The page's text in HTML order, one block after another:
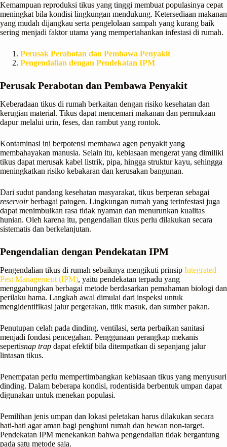
Kemampuan reproduksi tikus yang tinggi membuat populasinya cepat
meningkat bila kondisi lingkungan mendukung. Ketersediaan makanan
yang mudah dijangkau serta pengelolaan sampah yang kurang baik
sering menjadi faktor utama yang mempertahankan infestasi di rumah.
Perusak Perabotan dan Pembawa Penyakit
Pengendalian dengan Pendekatan IPM
Perusak Perabotan dan Pembawa Penyakit
Keberadaan tikus di rumah berkaitan dengan risiko kesehatan dan
kerugian material. Tikus dapat mencemari makanan dan permukaan
dapur melalui urin, feses, dan rambut yang rontok.
Kontaminasi ini berpotensi membawa agen penyakit yang
membahayakan manusia. Selain itu, kebiasaan mengerat yang dimiliki
tikus dapat merusak kabel listrik, pipa, hingga struktur kayu, sehingga
meningkatkan risiko kebakaran dan kerusakan bangunan.
Dari sudut pandang kesehatan masyarakat, tikus berperan sebagai
reservoirberbagai patogen. Lingkungan rumah yang terinfestasi juga
dapat menimbulkan rasa tidak nyaman dan menurunkan kualitas
hunian. Oleh karena itu, pengendalian tikus perlu dilakukan secara
sistematis dan berkelanjutan.
Pengendalian dengan Pendekatan IPM
Pengendalian tikus di rumah sebaiknya mengikuti prinsip Integrated
Pest Management (IPM), yaitu pendekatan terpadu yang
menggabungkan berbagai metode berdasarkan pemahaman biologi dan
perilaku hama. Langkah awal dimulai dari inspeksi untuk
mengidentifikasi jalur pergerakan, titik masuk, dan sumber pakan.
Penutupan celah pada dinding, ventilasi, serta perbaikan sanitasi
menjadi fondasi pencegahan. Penggunaan perangkap mekanis
sepertisnap trap dapat efektif bila ditempatkan di sepanjang jalur
lintasan tikus.
Penempatan perlu mempertimbangkan kebiasaan tikus yang menyusuri
dinding. Dalam beberapa kondisi, rodentisida berbentuk umpan dapat
digunakan untuk menekan populasi.
Pemilihan jenis umpan dan lokasi peletakan harus dilakukan secara
hati-hati agar aman bagi penghuni rumah dan hewan non-target.
Pendekatan IPM menekankan bahwa pengendalian tidak bergantung
pada satu metode saja.